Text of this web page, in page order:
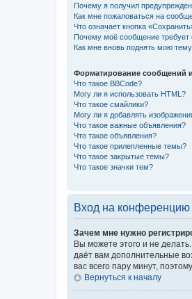
Почему я получил
Как мне пожаловаться на
Что означает кнопка
Почему моё сообщение требует
Как мне вновь поднять мою
Форматирование сообщений
Что такое BBCode?
Могу ли я использовать HTML?
Что такое смайлики?
Могу ли я добавлять
Что такое важные объявления?
Что такое объявления?
Что такое прилепленные темы?
Что такое закрытые темы?
Что такое значки тем?
Вход на конференцию
Зачем мне нужно
Вы можете этого и не
даёт вам дополнительные
вас всего пару минут,
Вернуться к началу